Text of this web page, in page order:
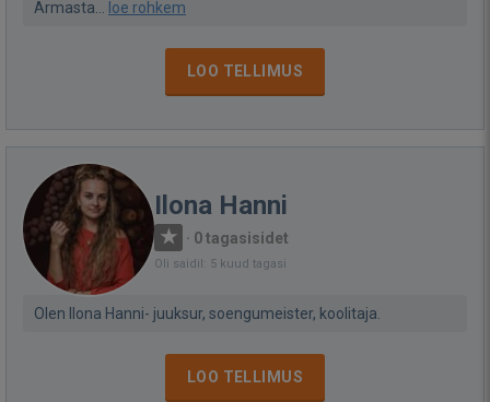
Armasta... loe rohkem
LOO TELLIMUS
Ilona Hanni
· 0 tagasisidet
Oli saidil: 5 kuud tagasi
Olen Ilona Hanni- juuksur, soengumeister, koolitaja.
LOO TELLIMUS